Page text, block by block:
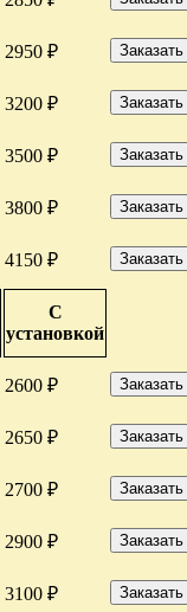
2950 ₽ Заказать
3200 ₽ Заказать
3500 ₽ Заказать
3800 ₽ Заказать
4150 ₽ Заказать
С
установкой
2600 ₽ Заказать
2650 ₽ Заказать
2700 ₽ Заказать
2900 ₽ Заказать
3100 ₽ Заказать